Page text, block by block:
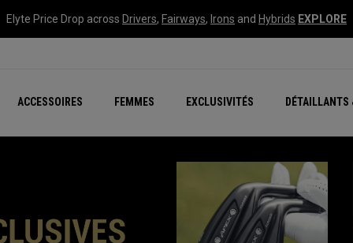
Elyte Price Drop across Drivers, Fairways, Irons and Hybrids EXPLORE
ACCESSOIRES FEMMES EXCLUSIVITÉS
Nouvelle série –
Famille Chrome Soft
Chrome Tour : Majeur
New - REVA Complete
Online Selector Tools